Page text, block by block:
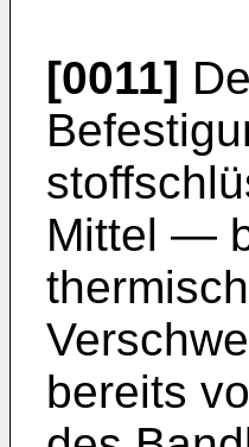
[0011]
Mittel ―
bereits